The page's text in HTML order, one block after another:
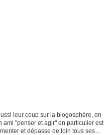
leur coup sur la blogosphère, on
ami "penser et agir" en particulier est
et dépasse de loin tous ses